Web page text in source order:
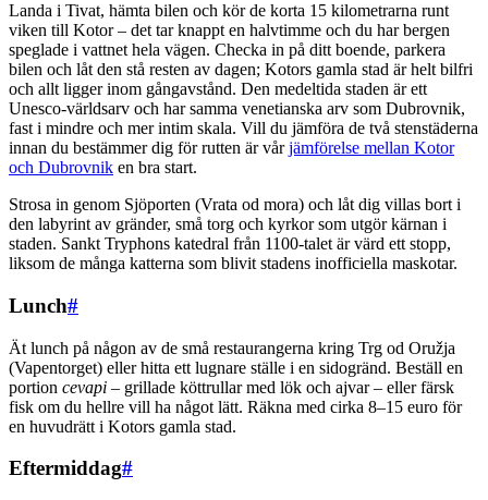
Landa i Tivat, hämta bilen och kör de korta 15 kilometrarna runt
viken till Kotor – det tar knappt en halvtimme och du har bergen
speglade i vattnet hela vägen. Checka in på ditt boende, parkera
bilen och låt den stå resten av dagen; Kotors gamla stad är helt bilfri
och allt ligger inom gångavstånd. Den medeltida staden är ett
Unesco-världsarv och har samma venetianska arv som Dubrovnik,
fast i mindre och mer intim skala. Vill du jämföra de två stenstäderna
innan du bestämmer dig för rutten är vårjämförelse mellan Kotor
och Dubrovnik en bra start.
Strosa in genom Sjöporten (Vrata od mora) och låt dig villas bort i
den labyrint av gränder, små torg och kyrkor som utgör kärnan i
staden. Sankt Tryphons katedral från 1100-talet är värd ett stopp,
liksom de många katterna som blivit stadens inofficiella maskotar.
Lunch#
Ät lunch på någon av de små restaurangerna kring Trg od Oružja
(Vapentorget) eller hitta ett lugnare ställe i en sidogränd. Beställ en
portion cevapi – grillade köttrullar med lök och ajvar – eller färsk
fisk om du hellre vill ha något lätt. Räkna med cirka 8–15 euro för
en huvudrätt i Kotors gamla stad.
Eftermiddag#